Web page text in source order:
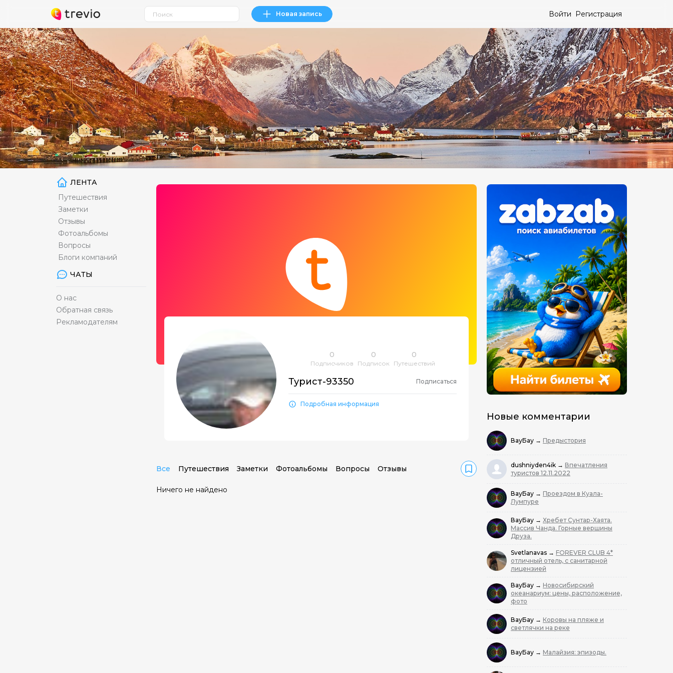
Новая запись Войти Регистрация
ЛЕНТА
Путешествия
Заметки
Отзывы
Фотоальбомы
Вопросы
Блоги компаний
ЧАТЫ
О нас
Обратная связь
Рекламодателям
Новые комментарии
ВауБау → Предыстория
dushniyden4ik → Впечатления
туристов 12.11.2022
ВауБау → Проездом в Куала-
Лумпуре
ВауБау → Хребет Сунтар-Хаята.
Массив Чанда. Горные вершины
Друза.
Svetlanavas → FOREVER CLUB 4*
отличный отель, с санитарной
лицензией
ВауБау → Новосибирский
океанариум: цены, расположение,
фото
ВауБау → Коровы на пляже и
светлячки на реке
ВауБау → Малайзия: эпизоды.
0
Подписчиков
0
Подписок
0
Путешествий
Турист-93350 Подписаться
Подробная информация
Все Путешествия Заметки Фотоальбомы Вопросы Отзывы
Ничего не найдено